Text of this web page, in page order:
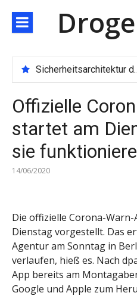
zum
Inhalt
Sicherheitsarchitektur der nächsten
Offizielle
startet am
sie
14/06/2020
Die offizielle Corona-Warn-
Dienstag vorgestellt. Das
Agentur am Sonntag in
verlaufen, hieß es. Nach
App bereits am
Google und Apple zum